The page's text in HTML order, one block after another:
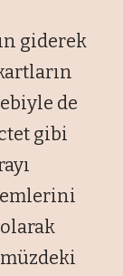
giderek
de
gibi